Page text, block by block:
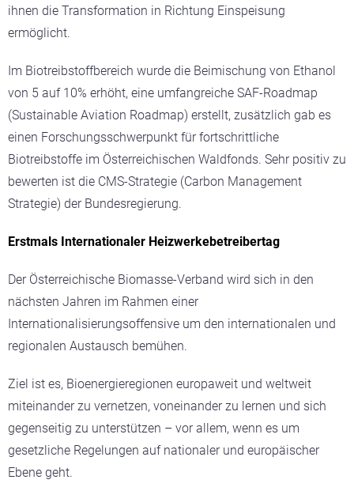
ihnen die Transformation in Richtung Einspeisung
ermöglicht.
Im Biotreibstoffbereich wurde die Beimischung von Ethanol
von 5 auf 10% erhöht, eine umfangreiche SAF-Roadmap
(Sustainable Aviation Roadmap) erstellt, zusätzlich gab es
einen Forschungsschwerpunkt für fortschrittliche
Biotreibstoffe im Österreichischen Waldfonds. Sehr positiv zu
bewerten ist die CMS-Strategie (Carbon Management
Strategie) der Bundesregierung.
Erstmals Internationaler Heizwerkebetreibertag
Der Österreichische Biomasse-Verband wird sich in den
nächsten Jahren im Rahmen einer
Internationalisierungsoffensive um den internationalen und
regionalen Austausch bemühen.
Ziel ist es, Bioenergieregionen europaweit und weltweit
miteinander zu vernetzen, voneinander zu lernen und sich
gegenseitig zu unterstützen – vor allem, wenn es um
gesetzliche Regelungen auf nationaler und europäischer
Ebene geht.